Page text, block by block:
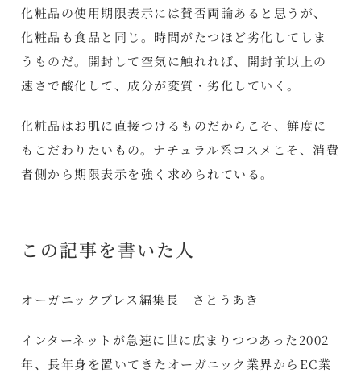
化粧品の使用期限表示には賛否両論あると思うが、
化粧品も食品と同じ。時間がたつほど劣化してしま
うものだ。開封して空気に触れれば、開封前以上の
速さで酸化して、成分が変質・劣化していく。
化粧品はお肌に直接つけるものだからこそ、鮮度に
もこだわりたいもの。ナチュラル系コスメこそ、消費
者側から期限表示を強く求められている。
この記事を書いた人
オーガニックプレス編集長 さとうあき
インターネットが急速に世に広まりつつあった2002
年、長年身を置いてきたオーガニック業界からEC業